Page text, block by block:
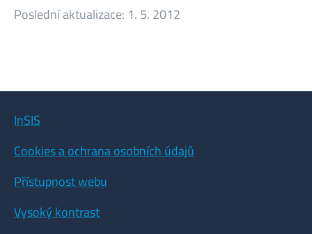
Poslední aktualizace: 1. 5. 2012
InSIS
Cookies a ochrana osobních údajů
Přístupnost webu
Vysoký kontrast